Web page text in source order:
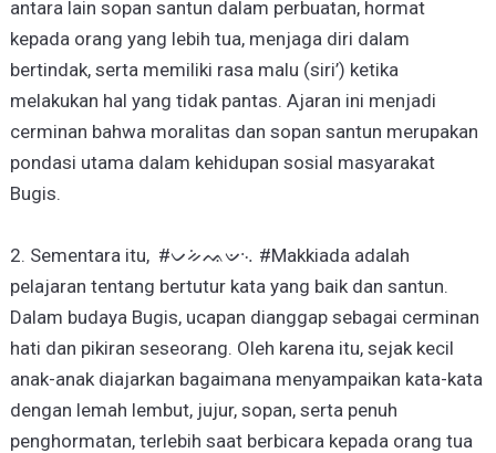
antara lain sopan santun dalam perbuatan, hormat
kepada orang yang lebih tua, menjaga diri dalam
bertindak, serta memiliki rasa malu (siri’) ketika
melakukan hal yang tidak pantas. Ajaran ini menjadi
cerminan bahwa moralitas dan sopan santun merupakan
pondasi utama dalam kehidupan sosial masyarakat
Bugis.
2. Sementara itu, #ᨆᨀᨗᨕᨉ᨞ #Makkiada adalah
pelajaran tentang bertutur kata yang baik dan santun.
Dalam budaya Bugis, ucapan dianggap sebagai cerminan
hati dan pikiran seseorang. Oleh karena itu, sejak kecil
anak-anak diajarkan bagaimana menyampaikan kata-kata
dengan lemah lembut, jujur, sopan, serta penuh
penghormatan, terlebih saat berbicara kepada orang tua